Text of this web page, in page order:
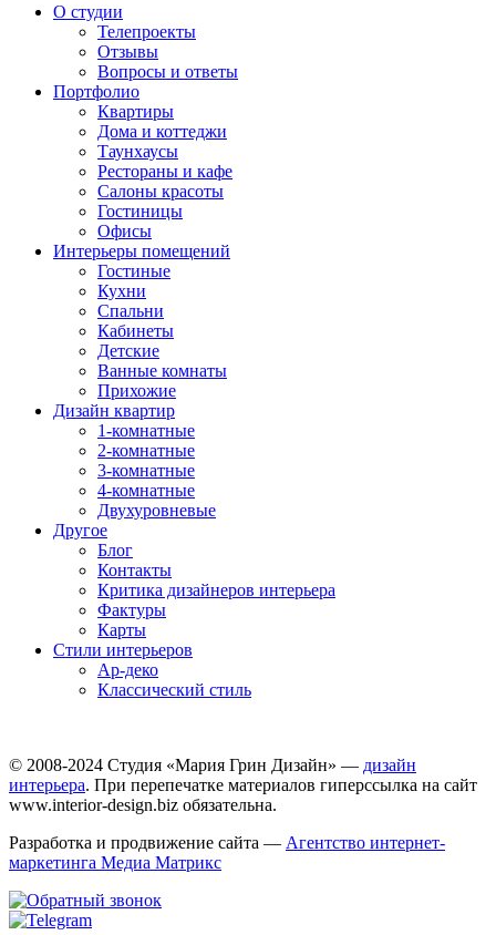
О студии
Телепроекты
Отзывы
Вопросы и ответы
Портфолио
Квартиры
Дома и коттеджи
Таунхаусы
Рестораны и кафе
Салоны красоты
Гостиницы
Офисы
Интерьеры помещений
Гостиные
Кухни
Спальни
Кабинеты
Детские
Ванные комнаты
Прихожие
Дизайн квартир
1-комнатные
2-комнатные
3-комнатные
4-комнатные
Двухуровневые
Другое
Блог
Контакты
Критика дизайнеров интерьера
Фактуры
Карты
Стили интерьеров
Ар-деко
Классический стиль
© 2008-2024 Студия «Мария Грин Дизайн» — дизайн
интерьера. При перепечатке материалов гиперссылка на сайт
www.interior-design.biz обязательна.
Разработка и продвижение сайта — Агентство интернет-
маркетинга Медиа Матрикс